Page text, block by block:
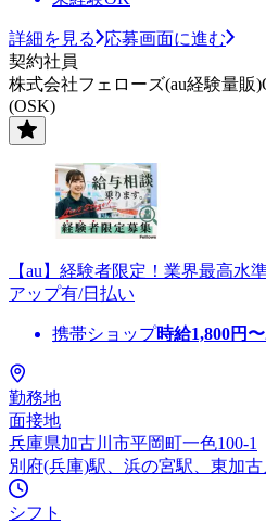
詳細を見る
応募画面に進む
契約社員
株式会社フェローズ(au経験量販
(OSK)
【au】経験者限定！業界最高水
アップ有/日払い
携帯ショップ時給1,800円〜
勤務地
面接地
兵庫県加古川市平岡町一色100-1
別府(兵庫)駅、浜の宮駅、東加古
シフト